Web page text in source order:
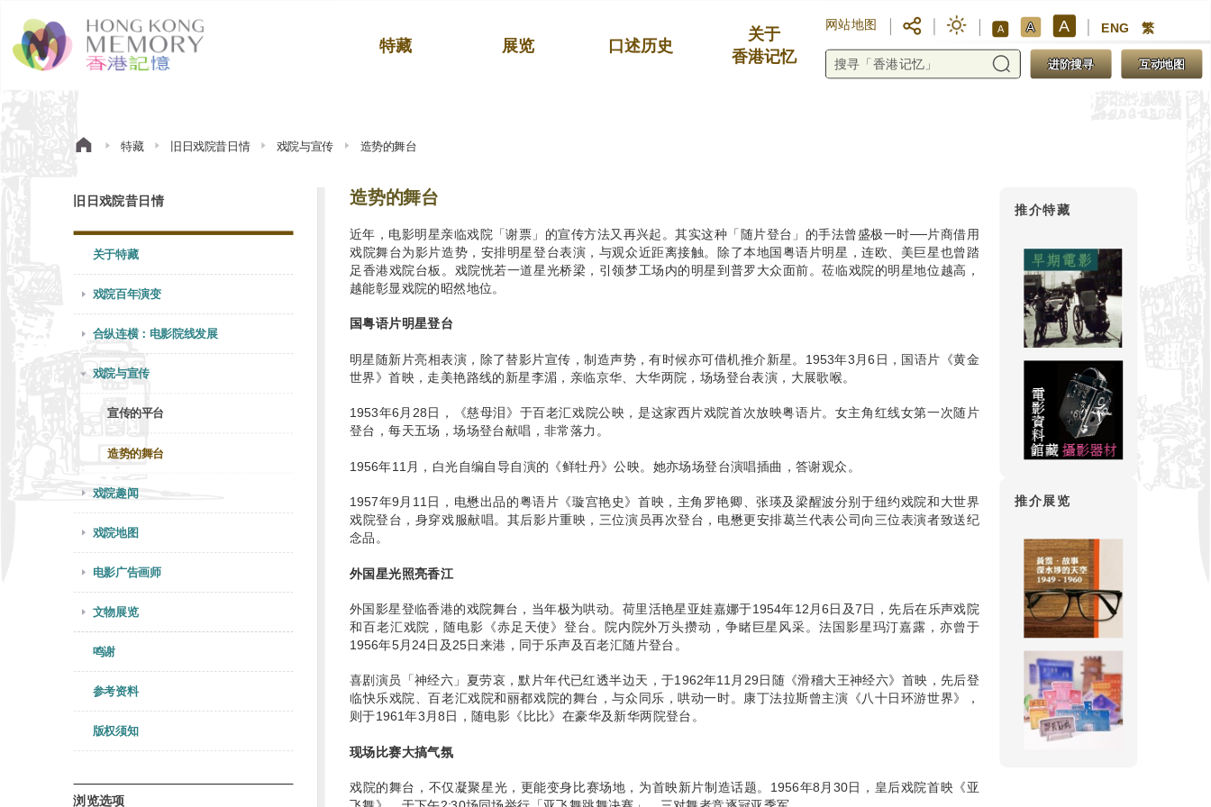
特藏 展览 口述历史
关于
香港记忆
网站地图 A A A ENG 繁
进阶搜寻 互动地图
特藏 旧日戏院昔日情 戏院与宣传 造势的舞台
旧日戏院昔日情
关于特藏
戏院百年演变
合纵连横：电影院线发展
戏院与宣传
宣传的平台
造势的舞台
戏院趣闻
戏院地图
电影广告画师
文物展览
鸣谢
参考资料
版权须知
浏览选项
造势的舞台
近年，电影明星亲临戏院「谢票」的宣传方法又再兴起。其实这种「随片登台」的手法曾盛极一时──片商借用
戏院舞台为影片造势，安排明星登台表演，与观众近距离接触。除了本地国粤语片明星，连欧、美巨星也曾踏
足香港戏院台板。戏院恍若一道星光桥梁，引领梦工场内的明星到普罗大众面前。莅临戏院的明星地位越高，
越能彰显戏院的昭然地位。
国粤语片明星登台
明星随新片亮相表演，除了替影片宣传，制造声势，有时候亦可借机推介新星。1953年3月6日，国语片《黄金
世界》首映，走美艳路线的新星李湄，亲临京华、大华两院，场场登台表演，大展歌喉。
1953年6月28日，《慈母泪》于百老汇戏院公映，是这家西片戏院首次放映粤语片。女主角红线女第一次随片
登台，每天五场，场场登台献唱，非常落力。
1956年11月，白光自编自导自演的《鲜牡丹》公映。她亦场场登台演唱插曲，答谢观众。
1957年9月11日，电懋出品的粤语片《璇宫艳史》首映，主角罗艳卿、张瑛及梁醒波分别于纽约戏院和大世界
戏院登台，身穿戏服献唱。其后影片重映，三位演员再次登台，电懋更安排葛兰代表公司向三位表演者致送纪
念品。
外国星光照亮香江
外国影星登临香港的戏院舞台，当年极为哄动。荷里活艳星亚娃嘉娜于1954年12月6日及7日，先后在乐声戏院
和百老汇戏院，随电影《赤足天使》登台。院内院外万头攒动，争睹巨星风采。法国影星玛汀嘉露，亦曾于
1956年5月24日及25日来港，同于乐声及百老汇随片登台。
喜剧演员「神经六」夏劳哀，默片年代已红透半边天，于1962年11月29日随《滑稽大王神经六》首映，先后登
临快乐戏院、百老汇戏院和丽都戏院的舞台，与众同乐，哄动一时。康丁法拉斯曾主演《八十日环游世界》，
则于1961年3月8日，随电影《比比》在豪华及新华两院登台。
现场比赛大搞气氛
戏院的舞台，不仅凝聚星光，更能变身比赛场地，为首映新片制造话题。1956年8月30日，皇后戏院首映《亚
推介特藏
推介展览